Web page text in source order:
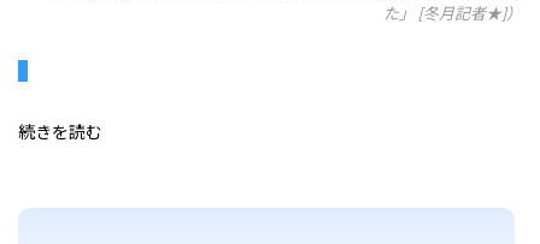
た」 [冬月記者★]）
続きを読む